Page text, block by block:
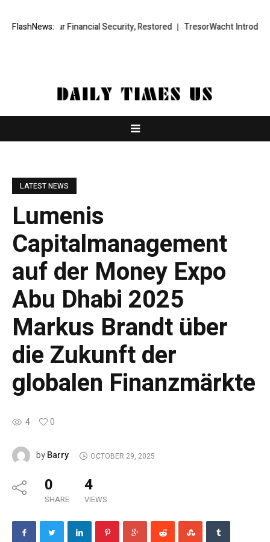
FlashNews:
Financial Security, Restored TresorWacht Introduces Advanced
LATEST NEWS
Lumenis
Capitalmanagement
auf der Money Expo
Abu Dhabi 2025
Markus Brandt über
die Zukunft der
globalen Finanzmärkte
4 0
byBarry OCTOBER 29, 2025
0
SHARE
4
VIEWS